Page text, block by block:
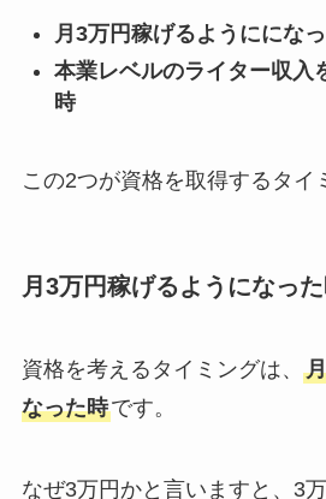
月3万円稼げるようににな
本業レベルのライター収入
時
この2つが資格を取得するタイ
月3万円稼げるようになっ
資格を考えるタイミングは、
なった時です。
なぜ3万円かと言いますと、3